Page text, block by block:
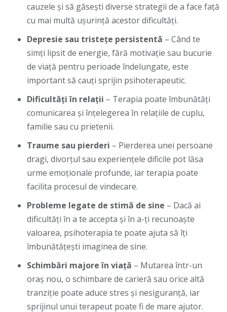
cauzele și să găsești diverse strategii de a face față
cu mai multă ușurință acestor dificultăți.
Depresie sau tristețe persistentă – Când te
simți lipsit de energie, fără motivație sau bucurie
de viață pentru perioade îndelungate, este
important să cauți sprijin psihoterapeutic.
Dificultăți în relații – Terapia poate îmbunătăți
comunicarea și înțelegerea în relațiile de cuplu,
familie sau cu prietenii.
Traume sau pierderi – Pierderea unei persoane
dragi, divorțul sau experiențele dificile pot lăsa
urme emoționale profunde, iar terapia poate
facilita procesul de vindecare.
Probleme legate de stimă de sine – Dacă ai
dificultăți în a te accepta și în a-ți recunoaște
valoarea, psihoterapia te poate ajuta să îți
îmbunătățești imaginea de sine.
Schimbări majore în viață – Mutarea într-un
oraș nou, o schimbare de carieră sau orice altă
tranziție poate aduce stres și nesiguranță, iar
sprijinul unui terapeut poate fi de mare ajutor.